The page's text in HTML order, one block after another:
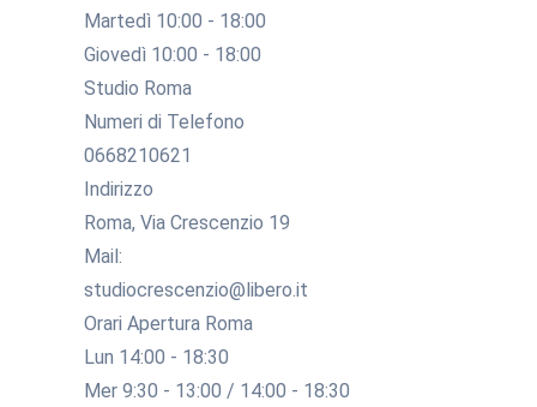
Martedì 10:00 - 18:00
Giovedì 10:00 - 18:00
Studio Roma
Numeri di Telefono
0668210621
Indirizzo
Roma, Via Crescenzio 19
Mail:
studiocrescenzio@libero.it
Orari Apertura Roma
Lun 14:00 - 18:30
Mer 9:30 - 13:00 / 14:00 - 18:30